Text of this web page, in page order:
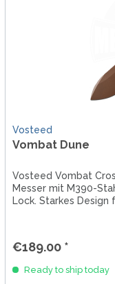
Vosteed
Vombat Dune
Vosteed Vombat
Messer mit M390-
Lock. Starkes
€189.00 *
Ready to ship today